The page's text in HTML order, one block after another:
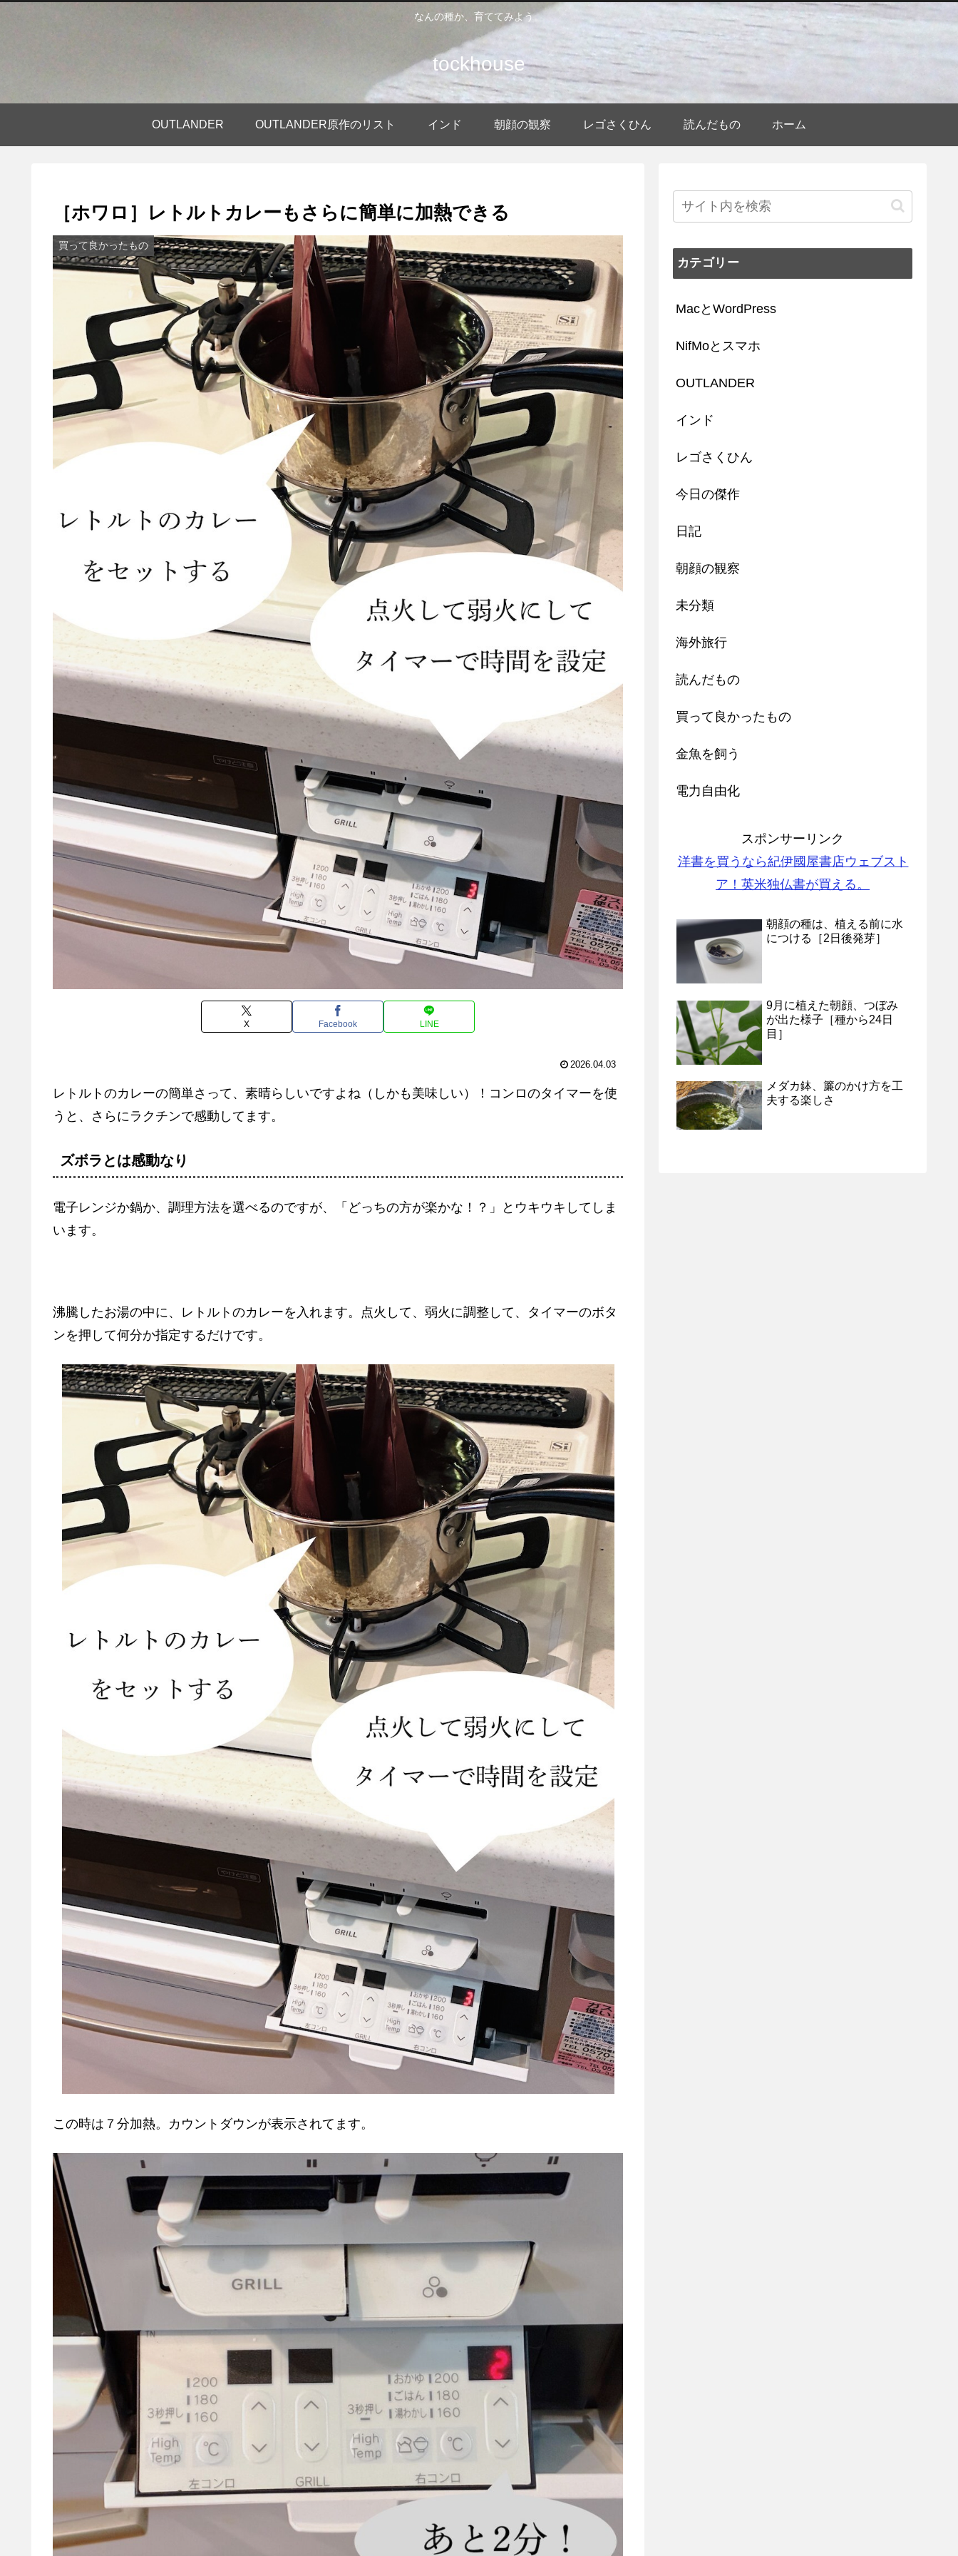
なんの種か、育ててみよう。
tockhouse
OUTLANDER OUTLANDER原作のリスト インド 朝顔の観察 レゴさくひん 読んだもの ホーム
［ホワロ］レトルトカレーもさらに簡単に加熱できる
買って良かったもの
X Facebook LINE
2026.04.03
レトルトのカレーの簡単さって、素晴らしいですよね（しかも美味しい）！コンロのタイマーを使
うと、さらにラクチンで感動してます。
ズボラとは感動なり
電子レンジか鍋か、調理方法を選べるのですが、「どっちの方が楽かな！？」とウキウキしてしま
います。
沸騰したお湯の中に、レトルトのカレーを入れます。点火して、弱火に調整して、タイマーのボタ
ンを押して何分か指定するだけです。
この時は７分加熱。カウントダウンが表示されてます。
カテゴリー
MacとWordPress
NifMoとスマホ
OUTLANDER
インド
レゴさくひん
今日の傑作
日記
朝顔の観察
未分類
海外旅行
読んだもの
買って良かったもの
金魚を飼う
電力自由化
スポンサーリンク
洋書を買うなら紀伊國屋書店ウェブスト
ア！英米独仏書が買える。
朝顔の種は、植える前に水
につける［2日後発芽］
9月に植えた朝顔、つぼみ
が出た様子［種から24日
目］
メダカ鉢、簾のかけ方を工
夫する楽しさ